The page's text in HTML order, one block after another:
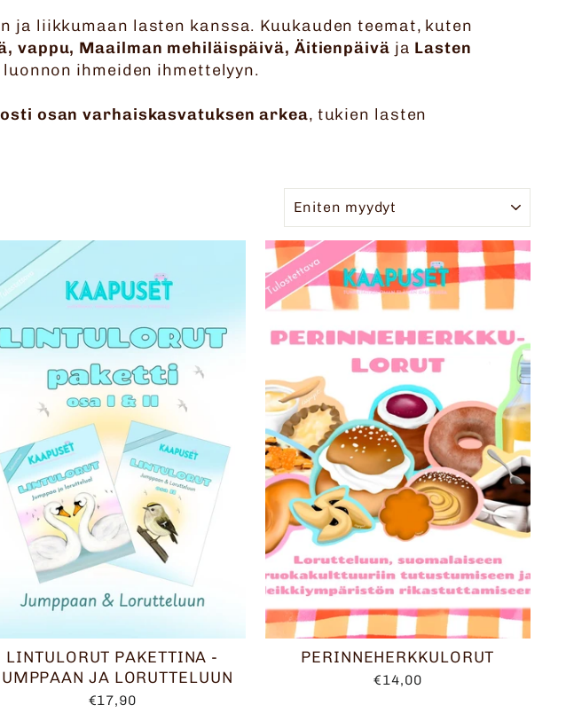
liikkumaan lasten kanssa. Kuukauden teemat, kuten
vappu, Maailman mehiläispäivä, Äitienpäivä ja Lasten
ihmeiden ihmettelyyn.
osan varhaiskasvatuksen arkea, tukien lasten
LINTULORUT PAKETTINA -
JA LORUTTELUUN
€17,90
PERINNEHERKKULORUT
€14,00